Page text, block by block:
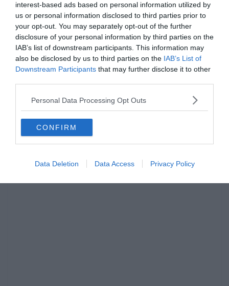
interest-based ads based on personal information utilized by
us or personal information disclosed to third parties prior to
your opt-out. You may separately opt-out of the further
disclosure of your personal information by third parties on the
IAB’s list of downstream participants. This information may
also be disclosed by us to third parties on the IAB’s List of
Downstream Participants that may further disclose it to other
Personal Data Processing Opt Outs
CONFIRM
Data Deletion Data Access Privacy Policy
könnyedén kikapcsolódhatsz a nap
hátralévő részében.
Hirdetés